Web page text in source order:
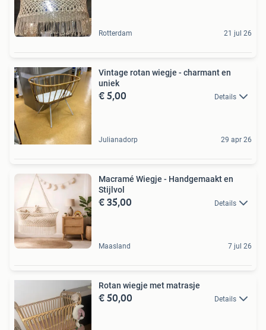
Rotterdam 21 jul 26
Vintage rotan wiegje - charmant en
uniek
€ 5,00 Details
Julianadorp 29 apr 26
Macramé Wiegje - Handgemaakt en
Stijlvol
€ 35,00 Details
Maasland 7 jul 26
Rotan wiegje met matrasje
€ 50,00 Details